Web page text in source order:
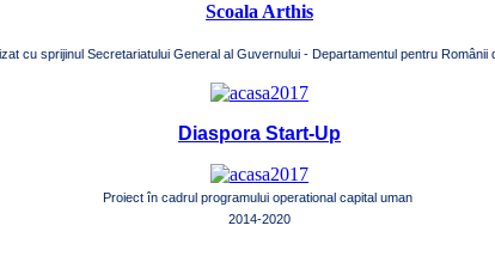
Scoala Arthis
cu sprijinul Secretariatului General al Guvernului - Departamentul pentru Românii
Diaspora Start-Up
Proiect în cadrul programului operational capital uman
2014-2020